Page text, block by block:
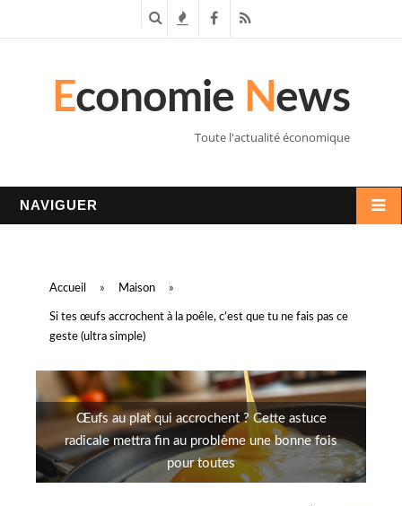
c n
s
F
c
R
S
Economie News
Toute l'actualité économique
NAVIGUER
Accueil » Maison »
Si tes œufs accrochent à la poêle, c’est que tu ne fais pas ce
geste (ultra simple)
Œufs au plat qui accrochent ? Cette astuce
radicale mettra fin au problème une bonne fois
pour toutes